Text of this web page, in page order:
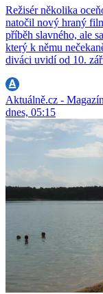
Režisér několika
natočil nový hraný
příběh slavného, ale
který k němu
diváci uvidí od 10.
Aktuálně.cz - Magazín
dnes, 05:15